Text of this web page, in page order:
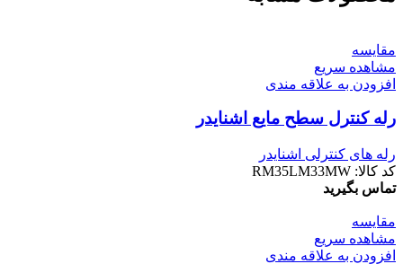
مقایسه
مشاهده سریع
افزودن به علاقه مندی
رله کنترل سطح مایع اشنایدر
رله های کنترلی اشنایدر
کد کالا: RM35LM33MW
تماس بگیرید
مقایسه
مشاهده سریع
افزودن به علاقه مندی